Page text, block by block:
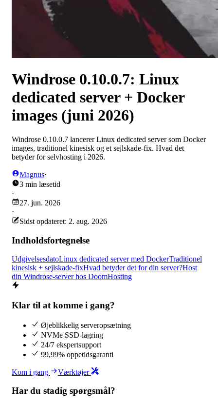
Windrose 0.10.0.7: Linux
dedicated server + Docker
images (juni 2026)
Windrose 0.10.0.7 lancerer Linux dedicated server som Docker
images, traditionel kinesisk og et sejlskade-fix. Hvad det
betyder for selvhosting i 2026.
Magnus·
3 min læsetid
·
27. jun. 2026
·
Sidst opdateret: 2. aug. 2026
Indholdsfortegnelse
UdgivelsesdatoLinux dedicated server med DockerTraditionel
kinesisk + sejlskade-fixHvad betyder det for din server?Host
din Windrose-server hos DoomHosting
Klar til at komme i gang?
Øjeblikkelig serveropsætning
NVMe SSD-lagring
24/7 ekspertsupport
99,99% oppetidsgaranti
Kom i gang Værktøjer
Har du stadig spørgsmål?